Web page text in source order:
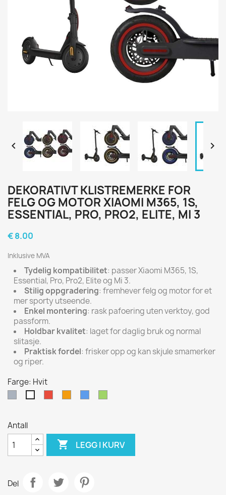
 
DEKORATIVT KLISTREMERKE FOR
FELG OG MOTOR XIAOMI M365, 1S,
ESSENTIAL, PRO, PRO2, ELITE, MI 3
€ 8.00
Inklusive MVA
Tydelig kompatibilitet: passer Xiaomi M365, 1S,
Essential, Pro, Pro2, Elite og Mi 3.
Stilig oppgradering: fremhever felg og motor for et
mer sporty utseende.
Enkel montering: rask pafoering uten verktoy, god
passform.
Holdbar kvalitet: laget for daglig bruk og normal
slitasje.
Praktisk fordel: frisker opp og kan skjule smamerker
og riper.
Farge: Hvit
Antall
 LEGG I KURV
Del